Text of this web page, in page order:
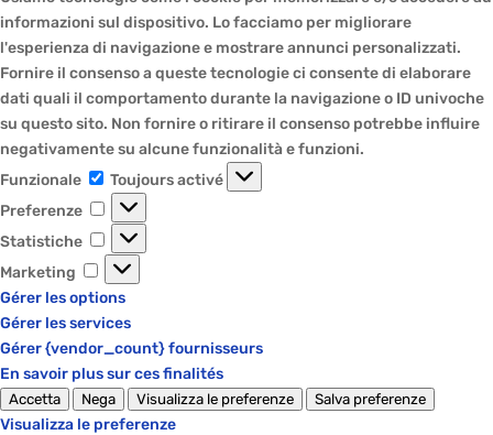
informazioni sul dispositivo. Lo facciamo per migliorare
l'esperienza di navigazione e mostrare annunci personalizzati.
Fornire il consenso a queste tecnologie ci consente di elaborare
dati quali il comportamento durante la navigazione o ID univoche
su questo sito. Non fornire o ritirare il consenso potrebbe influire
negativamente su alcune funzionalità e funzioni.
Funzionale
Funzionale
Toujours activé
Preferenze
Preferenze
Statistiche
Statistiche
Marketing
Marketing
Gérer les options
Gérer les services
Gérer {vendor_count} fournisseurs
En savoir plus sur ces finalités
Accetta Nega Visualizza le preferenze Salva preferenze
Visualizza le preferenze